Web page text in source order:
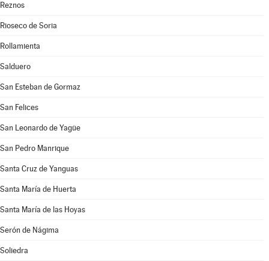
Reznos
Rioseco de Soria
Rollamienta
Salduero
San Esteban de Gormaz
San Felices
San Leonardo de Yagüe
San Pedro Manrique
Santa Cruz de Yanguas
Santa María de Huerta
Santa María de las Hoyas
Serón de Nágima
Soliedra